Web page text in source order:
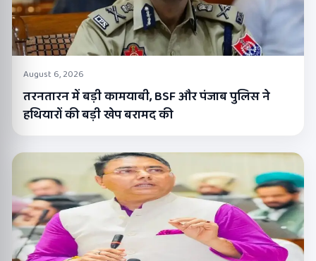
August 6, 2026
तरनतारन में बड़ी कामयाबी, BSF और पंजाब पुलिस ने
हथियारों की बड़ी खेप बरामद की